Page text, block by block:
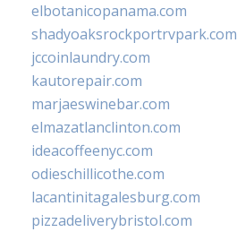
elbotanicopanama.com
shadyoaksrockportrvpark.com
jccoinlaundry.com
kautorepair.com
marjaeswinebar.com
elmazatlanclinton.com
ideacoffeenyc.com
odieschillicothe.com
lacantinitagalesburg.com
pizzadeliverybristol.com